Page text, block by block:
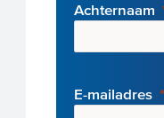
Achternaam
E-mailadres